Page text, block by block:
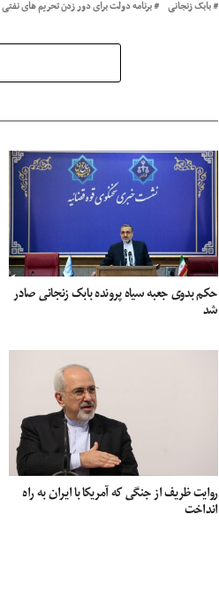
بابک زنجانی برنامه دولت برای دور زدن تحریم های نفتی
حکم بدوی جعبه سیاه پرونده بابک زنجانی صادر
شد
روایت ظریف از جنگی که آمریکا با ایران به راه
انداخت